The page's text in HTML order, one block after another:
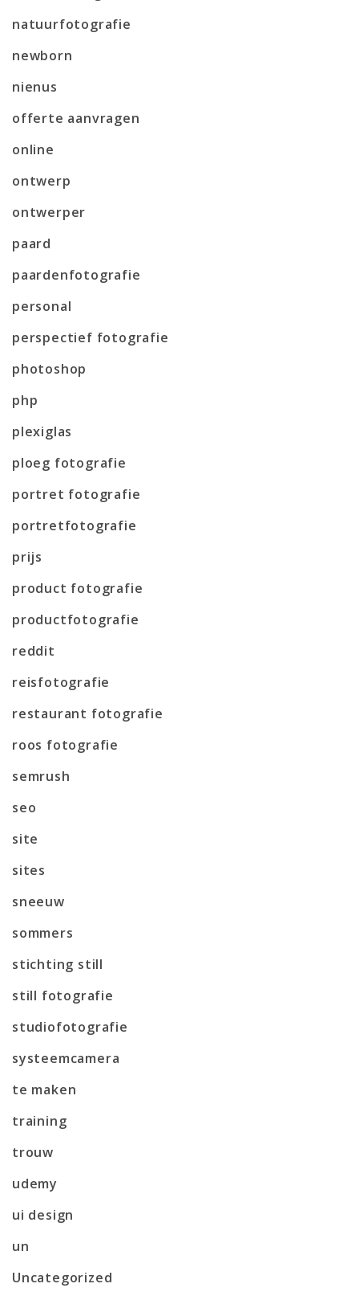
natuurfotografie
newborn
nienus
offerte aanvragen
online
ontwerp
ontwerper
paard
paardenfotografie
personal
perspectief fotografie
photoshop
php
plexiglas
ploeg fotografie
portret fotografie
portretfotografie
prijs
product fotografie
productfotografie
reddit
reisfotografie
restaurant fotografie
roos fotografie
semrush
seo
site
sites
sneeuw
sommers
stichting still
still fotografie
studiofotografie
systeemcamera
te maken
training
trouw
udemy
ui design
un
Uncategorized